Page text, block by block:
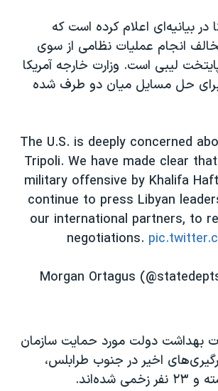
۹۸
جایزه نوبل صلح
آمریکا «سی‌پک»
به چین
در بیانیه‌ای اعلام کرده است که
انجام عملیات نظامی از سوی
لیبی است. وزارت خارجه آمریکا
برای حل مسایل میان دو طرف شده
The U.S. is deeply concerned
Tripoli. We have made clear
military offensive by Khalifa
continue to press Libyan
our international partners, to
negotiations.
بهداشت دولت مورد حمایت سازمان
اخیر در جنوب طرابلس،